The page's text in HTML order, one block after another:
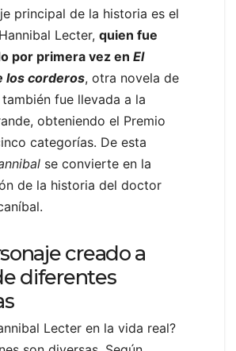
principal de la historia es el
Lecter, quien fue
por primera vez en El
los corderos, otra novela de
fue llevada a la
obteniendo el Premio
categorías. De esta
se convierte en la
de la historia del doctor
creado a
diferentes
Lecter en la vida real?